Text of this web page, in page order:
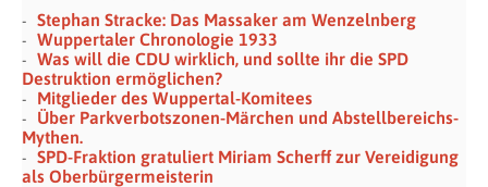
Stephan Stracke: Das Massaker am Wenzelnberg
Wuppertaler Chronologie 1933
Was will die CDU wirklich, und sollte ihr die SPD
Destruktion ermöglichen?
Mitglieder des Wuppertal-Komitees
Über Parkverbotszonen-Märchen und Abstellbereichs-
Mythen.
SPD-Fraktion gratuliert Miriam Scherff zur Vereidigung
als Oberbürgermeisterin